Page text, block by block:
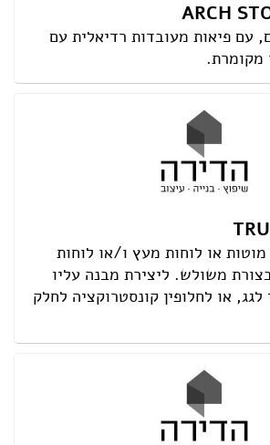
עם פיאות מעובדות רדיאלית עם
מקומרת.
או לוחות מעץ ו/או לוחות
משולש. ליצירת מבנה עליו
לגג, או לחלופין קונסטרוקציה לחלק